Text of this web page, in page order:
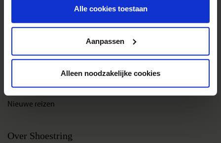
toekomst wijzigen.Alle cookies toestaan
Aanpassen
Alleen noodzakelijke cookies
Reisthema's
Single reizen
Gegarandeerde reizen
Nieuwe reizen
Over Shoestring